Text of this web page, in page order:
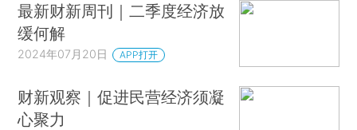
最新财新周刊｜二季度经济放
缓何解
2024年07月20日 APP打开
财新观察｜促进民营经济须凝
心聚力